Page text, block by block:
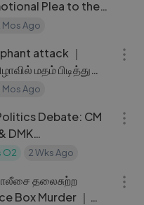
Plea to the
Mos Ago
attack ｜
மதம் பிடித்து
Mos Ago
Debate: CM
DMK
| தமிழக அரசியல்
O2 2 Wks Ago
தலைசுற்ற
Box Murder ｜